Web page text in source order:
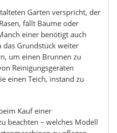
Garten verspricht, der
fällt Bäume oder
einer benötigt auch
das Grundstück weiter
um einen Brunnen zu
Reinigungsgeräten
einen Teich, instand zu
Kauf einer
beachten – welches Modell